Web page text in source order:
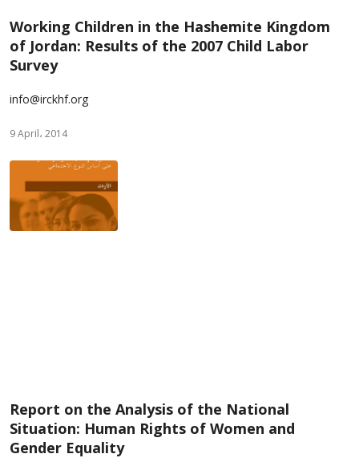
Working Children in the Hashemite Kingdom
of Jordan: Results of the 2007 Child Labor
Survey
info@irckhf.org
9 April، 2014
Report on the Analysis of the National
Situation: Human Rights of Women and
Gender Equality